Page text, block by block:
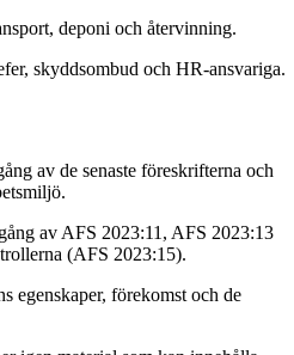
deponi och återvinning.
skyddsombud och HR-ansvariga.
av de senaste föreskrifterna och
av AFS 2023:11, AFS 2023:13
(AFS 2023:15).
egenskaper, förekomst och de